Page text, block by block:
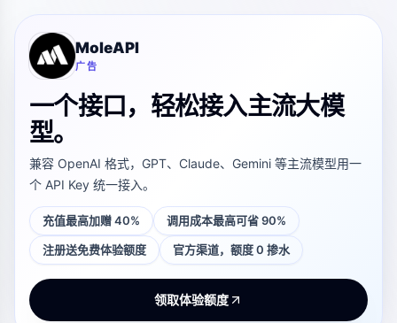
MoleAPI
广告
一个接口，轻松接入主流大模
型。
兼容 OpenAI 格式，GPT、Claude、Gemini 等主流模型用一
个 API Key 统一接入。
充值最高加赠 40% 调用成本最高可省 90%
注册送免费体验额度 官方渠道，额度 0 掺水
领取体验额度